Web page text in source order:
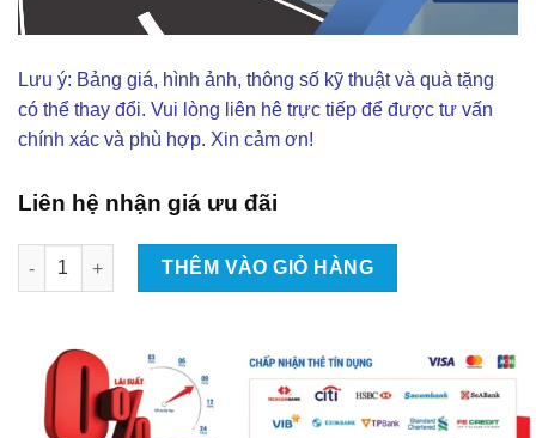
Lưu ý: Bảng giá, hình ảnh, thông số kỹ thuật và quà tặng
có thể thay đổi. Vui lòng liên hê trực tiếp để được tư vấn
chính xác và phù hợp. Xin cảm ơn!
Liên hệ nhận giá ưu đãi
Lắp Màn Hình Android Xe Nissan Navara Tại TPHCM số lượng
THÊM VÀO GIỎ HÀNG